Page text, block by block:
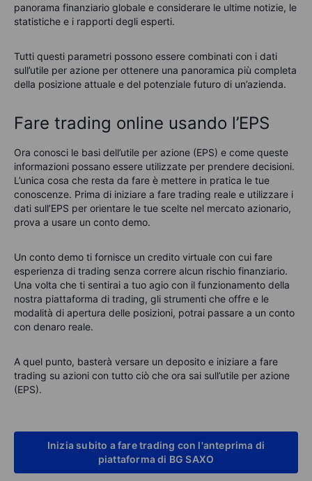
panorama finanziario globale e considerare le ultime notizie, le
statistiche e i rapporti degli esperti.
Tutti questi parametri possono essere combinati con i dati
sull’utile per azione per ottenere una panoramica più completa
della posizione attuale e del potenziale futuro di un’azienda.
Fare trading online usando l’EPS
Ora conosci le basi dell’utile per azione (EPS) e come queste
informazioni possano essere utilizzate per prendere decisioni.
L’unica cosa che resta da fare è mettere in pratica le tue
conoscenze. Prima di iniziare a fare trading reale e utilizzare i
dati sull’EPS per orientare le tue scelte nel mercato azionario,
prova a usare un conto demo.
Un conto demo ti fornisce un credito virtuale con cui fare
esperienza di trading senza correre alcun rischio finanziario.
Una volta che ti sentirai a tuo agio con il funzionamento della
nostra piattaforma di trading, gli strumenti che offre e le
modalità di apertura delle posizioni, potrai passare a un conto
con denaro reale.
A quel punto, basterà versare un deposito e iniziare a fare
trading su azioni con tutto ciò che ora sai sull’utile per azione
(EPS).
Inizia subito a fare trading con l'anteprima di
piattaforma di BG SAXO